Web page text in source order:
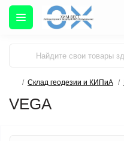
Склад геодезии и КИПиА
VEGA